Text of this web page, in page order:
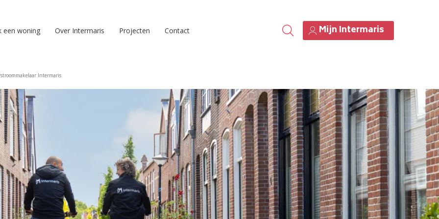
een woning Over Intermaris Projecten Contact Mijn Intermaris
Intermaris